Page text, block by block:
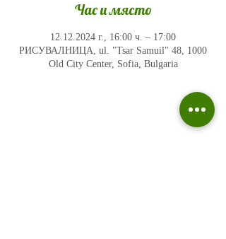
Час и място
12.12.2024 г., 16:00 ч. – 17:00
РИСУВАЛНИЦА, ul. "Tsar Samuil" 48, 1000
Old City Center, Sofia, Bulgaria